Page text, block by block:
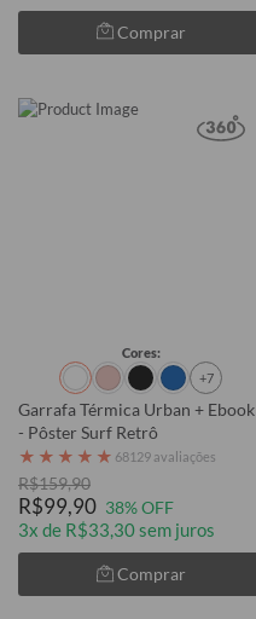
Comprar
Cores:
+7
Garrafa Térmica Urban + Ebook
- Pôster Surf Retrô
★ ★ ★ ★ ★ 68129 avaliações
R$159,90
R$99,90 38% OFF
3x de R$33,30 sem juros
Comprar